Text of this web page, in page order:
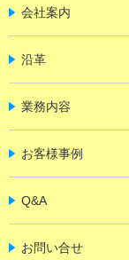
会社案内
沿革
業務内容
お客様事例
Q&A
お問い合せ